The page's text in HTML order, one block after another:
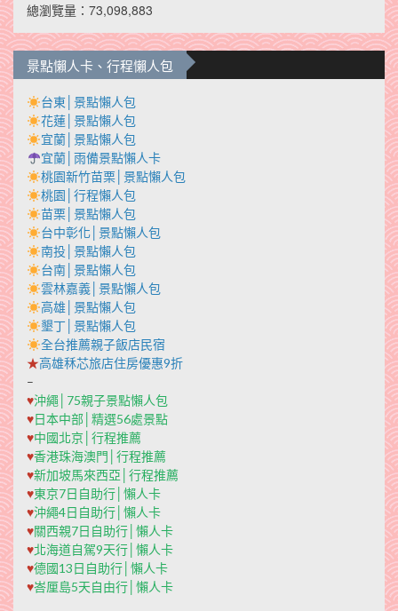
總瀏覽量：73,098,883
景點懶人卡、行程懶人包
台東│景點懶人包
花蓮│景點懶人包
宜蘭│景點懶人包
宜蘭│雨備景點懶人卡
桃園新竹苗栗│景點懶人包
桃園│行程懶人包
苗栗│景點懶人包
台中彰化│景點懶人包
南投│景點懶人包
台南│景點懶人包
雲林嘉義│景點懶人包
高雄│景點懶人包
墾丁│景點懶人包
全台推薦親子飯店民宿
★高雄秝芯旅店住房優惠9折
–
♥沖繩│75親子景點懶人包
♥日本中部│精選56處景點
♥中國北京│行程推薦
♥香港珠海澳門│行程推薦
♥新加坡馬來西亞│行程推薦
♥東京7日自助行│懶人卡
♥沖繩4日自助行│懶人卡
♥關西親7日自助行│懶人卡
♥北海道自駕9天行│懶人卡
♥德國13日自助行│懶人卡
♥峇厘島5天自由行│懶人卡